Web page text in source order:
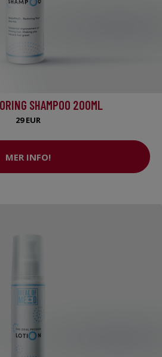
SHAMPOO 200ML
29 EUR
MER INFO!